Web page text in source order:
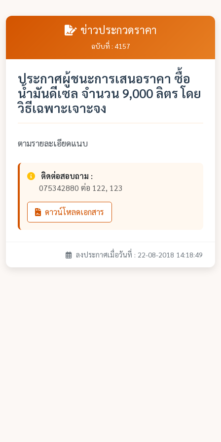
ข่าวประกวดราคา
ฉบับที่ : 4157
ประกาศผู้ชนะการเสนอราคา ซื้อ
น้ำมันดีเซล จำนวน 9,000 ลิตร โดย
วิธีเฉพาะเจาะจง
ตามรายละเอียดแนบ
ติดต่อสอบถาม :
075342880 ต่อ 122, 123
ดาวน์โหลดเอกสาร
ลงประกาศเมื่อวันที่ : 22-08-2018 14:18:49